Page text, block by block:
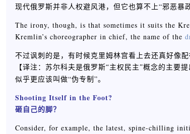
现代俄罗斯并非人权避风港，但它也算不上“邪恶
The irony, though, is that sometimes it suits the
Kremlin’s choreographer in chief, the name of the
不过讽刺的是，有时候克里姆林宫看上去还真好像
【译注：苏尔科夫是俄罗斯“主权民主”概念的主要
似乎更应该叫做“伪专制”。
Shooting Itself in the Foot?
砸自己的脚？
Consider, for example, the latest, spine-chilling